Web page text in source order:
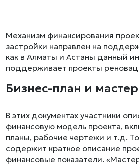
Механизм финансирования
застройки направлен на
как в Алматы и Астаны данный
поддерживает проекты
Бизнес-план и
В этих документах участники
финансовую модель проекта,
планы, рабочие чертежи и т.д.
содержит краткое описание
финансовые показатели.